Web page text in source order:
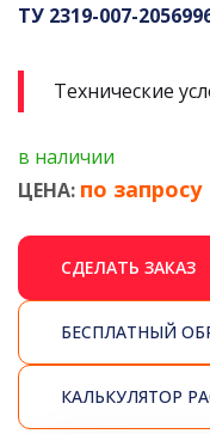
ТУ 2319-007-
Технические
в наличии
ЦЕНА: по запросу
СДЕЛАТЬ ЗАКАЗ
БЕСПЛАТНЫЙ
КАЛЬКУЛЯТОР